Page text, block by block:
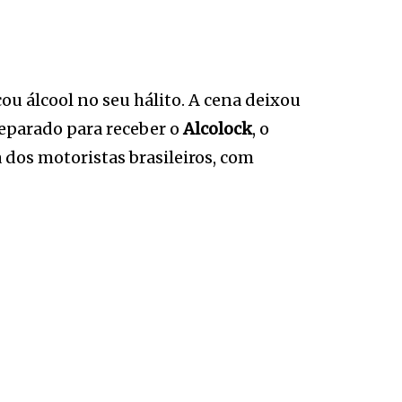
álcool no seu hálito. A cena deixou
para receber oAlcolock, o
dos motoristas brasileiros, com